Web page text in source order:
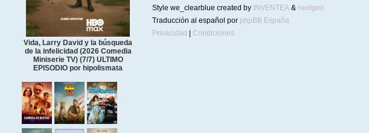
Vida, Larry David y la búsqueda
de la infelicidad (2026 Comedia
Miniserie TV) (7/7) ULTIMO
EPISODIO por hipolismata
Style we_clearblue created by INVENTEA& nextgen
Traducción al español por phpBB España
Privacidad
Condiciones